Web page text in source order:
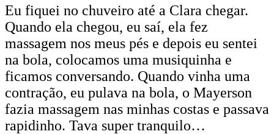
Eu fiquei no chuveiro até a Clara chegar.
Quando ela chegou, eu saí, ela fez
massagem nos meus pés e depois eu sentei
na bola, colocamos uma musiquinha e
ficamos conversando. Quando vinha uma
contração, eu pulava na bola, o Mayerson
fazia massagem nas minhas costas e passava
rapidinho. Tava super tranquilo…